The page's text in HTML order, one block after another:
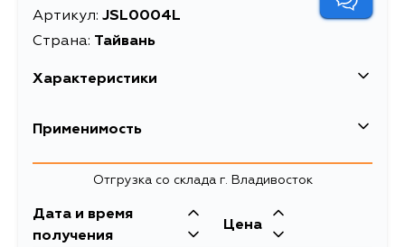
Артикул: JSL0004L
Страна: Тайвань
Характеристики
Масса, кг
Товарная группа стойки стабилизатора
Применимость
Honda
Кузов Двигатель
J30A2, J30A1,
Отгрузка со склада г. Владивосток
Дата и время
получения
Цена